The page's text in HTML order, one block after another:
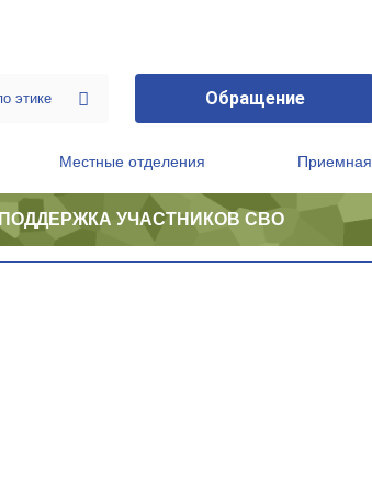
Обращение
Местные отделения Приемная
ПОДДЕРЖКА УЧАСТНИКОВ СВО